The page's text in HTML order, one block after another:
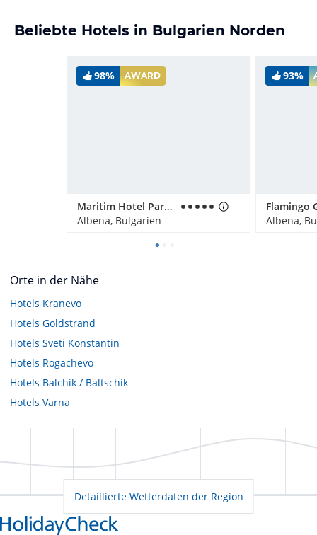
Beliebte Hotels in Bulgarien Norden
98% AWARD
Maritim Hotel Paradise Blue Albena
Albena, Bulgarien
93%
Albena,
Orte in der Nähe
Hotels Kranevo
Hotels Goldstrand
Hotels Sveti Konstantin
Hotels Rogachevo
Hotels Balchik / Baltschik
Hotels Varna
Detaillierte Wetterdaten der Region